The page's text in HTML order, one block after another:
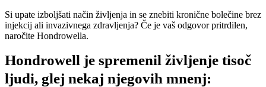
Si upate izboljšati način življenja in se znebiti kronične bolečine brez
injekcij ali invazivnega zdravljenja? Če je vaš odgovor pritrdilen,
naročite Hondrowella.
Hondrowell je spremenil življenje tisoč
ljudi, glej nekaj njegovih mnenj: